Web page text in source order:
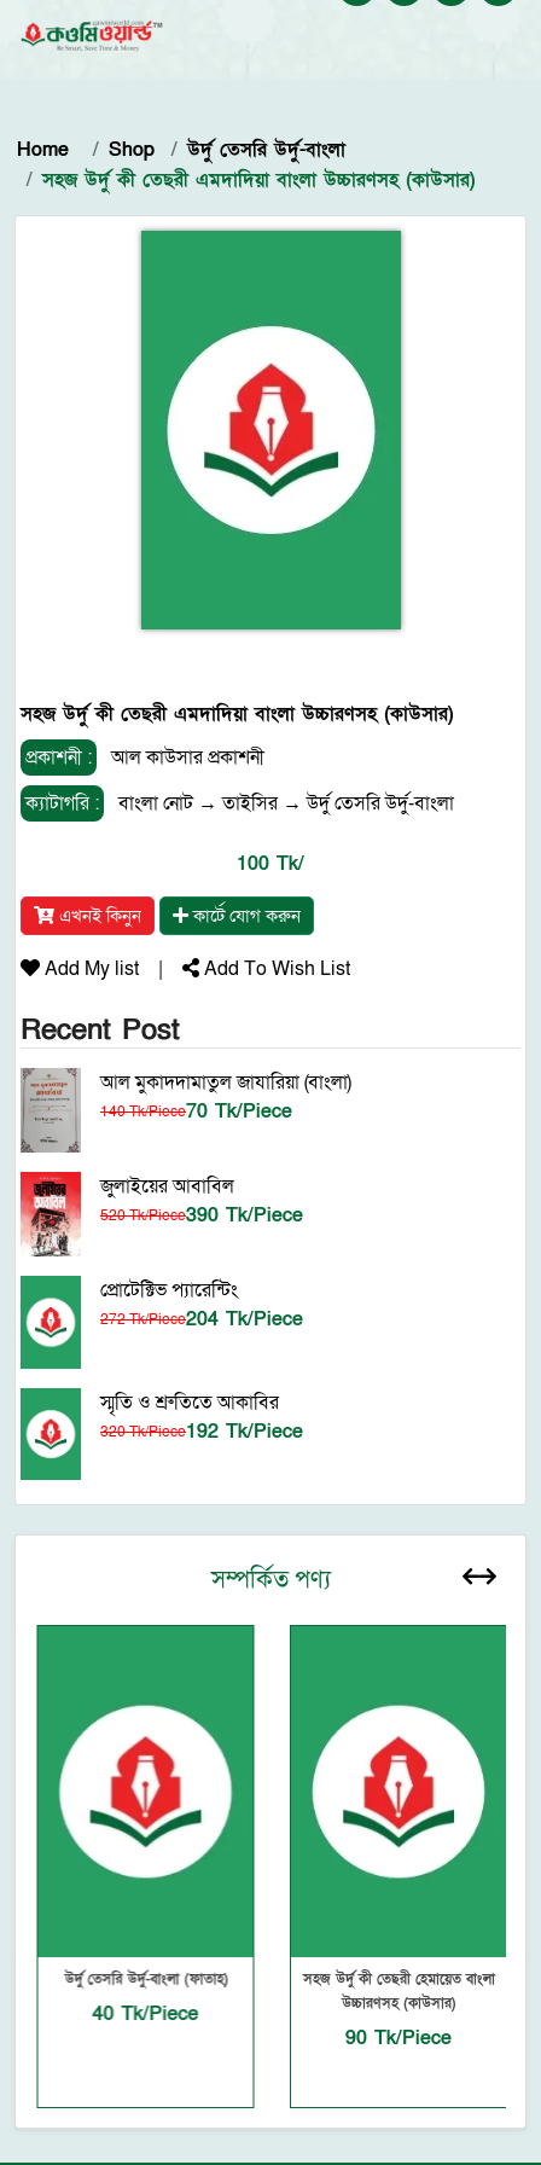
Home Shop
উর্দু তেসরি উর্দু-বাংলা
সহজ উর্দু কী তেছরী এমদাদিয়া বাংলা উচ্চারণসহ (কাউসার)
সহজ উর্দু কী তেছরী এমদাদিয়া বাংলা উচ্চারণসহ (কাউসার)
প্রকাশনী :
আল কাউসার প্রকাশনী
ক্যাটাগরি :
বাংলা নোট→তাইসির→উর্দু তেসরি উর্দু-বাংলা
100 Tk/
এখনই কিনুন কার্টে যোগ করুন
Add My list | Add To Wish List
Recent Post
আল মুকাদদামাতুল জাযারিয়া (বাংলা)
140 Tk/Piece70 Tk/Piece
জুলাইয়ের আবাবিল
520 Tk/Piece390 Tk/Piece
প্রোটেক্টিভ প্যারেন্টিং
272 Tk/Piece204 Tk/Piece
স্মৃতি ও শ্রুতিতে আকাবির
320 Tk/Piece192 Tk/Piece
সম্পর্কিত পণ্য
উর্দু তেসরি উর্দু-বাংলা (ফাতাহ)
40 Tk/Piece
সহজ উর্দু কী তেছরী হেমায়েত বাংলা
উচ্চারণসহ (কাউসার)
90 Tk/Piece